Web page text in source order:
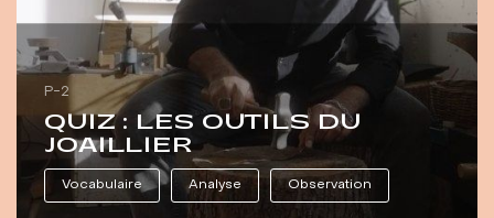
P-2
QUIZ : LES OUTILS DU
JOAILLIER
Vocabulaire Analyse Observation